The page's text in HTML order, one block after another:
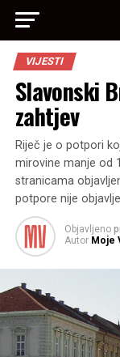
VIJESTI
Slavonski
zahtjev
Riječ je o potpori
mirovine manje od
stranicama
potpore nije
Objavljeno
Autor Moje